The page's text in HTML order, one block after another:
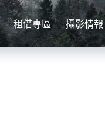
租借專區 攝影情報